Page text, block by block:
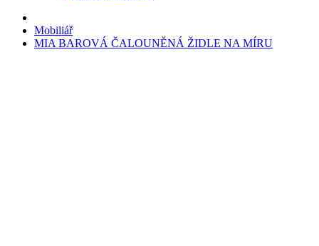
Mobiliář
MIA BAROVÁ ČALOUNĚNÁ ŽIDLE NA MÍRU